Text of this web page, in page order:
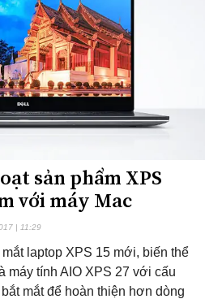
sản phẩm XPS
với máy Mac
| 11:29
laptop XPS 15 mới, biến thể
máy tính AIO XPS 27 với cấu
mắt để hoàn thiện hơn dòng